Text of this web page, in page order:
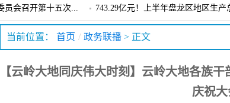
制度 | 政策文件 法定主动公开内容 | 政府信息公开年报
问答
六保”任务 | 公共卫生知识普及
员会召开第十五次... 743.29亿元！上半年盘龙区地区生产
企业 戴惠明调研龙泉街道
察工作会暨十三届...
区治理和东白沙河... 戴惠明与成都广安商会一行座谈
当前位置： 首页 / 政务联播 > 正文
【云岭大地同庆伟大时刻】云岭大地各族
庆祝